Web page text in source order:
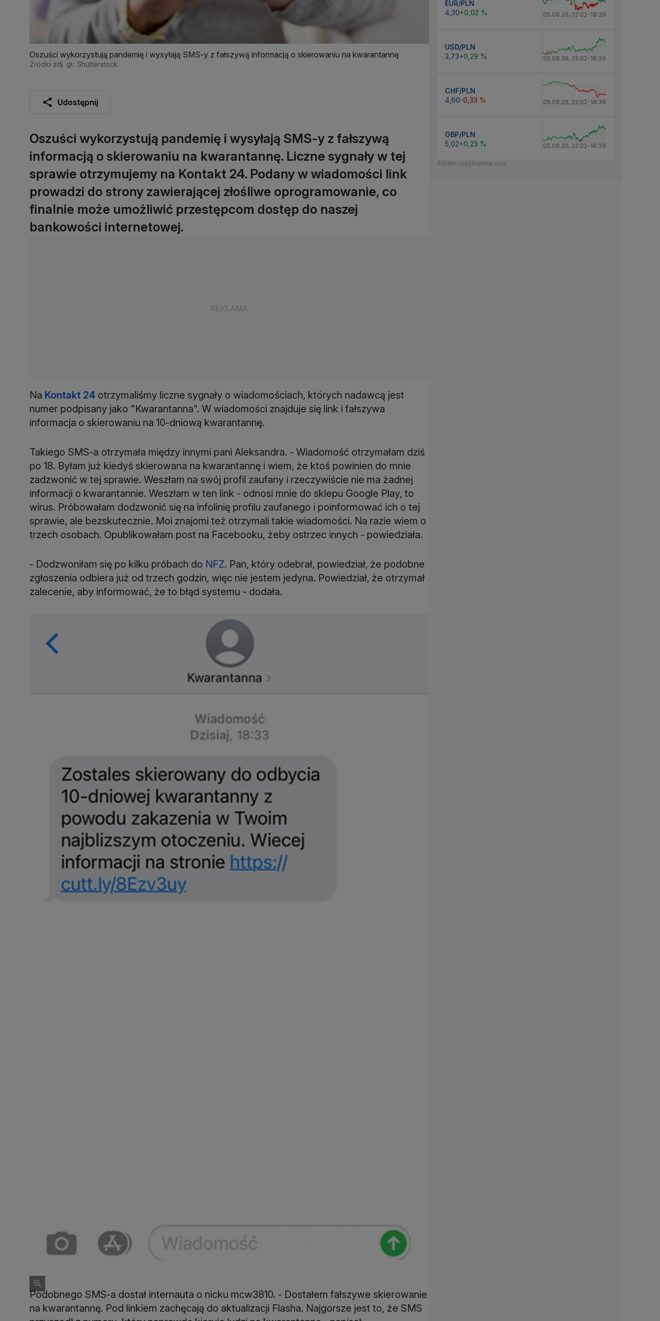
Oszuści wykorzystują pandemię i wysyłają SMS-y z fałszywą informacją o skierowaniu na kwarantannę
Źródło zdj. gł.: Shutterstock
Udostępnij
Oszuści wykorzystują pandemię i wysyłają SMS-y z fałszywą
informacją o skierowaniu na kwarantannę. Liczne sygnały w tej
sprawie otrzymujemy na Kontakt 24. Podany w wiadomości link
prowadzi do strony zawierającej złośliwe oprogramowanie, co
finalnie może umożliwić przestępcom dostęp do naszej
bankowości internetowej.
Na Kontakt 24 otrzymaliśmy liczne sygnały o wiadomościach, których nadawcą jest
numer podpisany jako "Kwarantanna". W wiadomości znajduje się link i fałszywa
informacja o skierowaniu na 10-dniową kwarantannę.
Takiego SMS-a otrzymała między innymi pani Aleksandra. - Wiadomość otrzymałam dziś
po 18. Byłam już kiedyś skierowana na kwarantannę i wiem, że ktoś powinien do mnie
zadzwonić w tej sprawie. Weszłam na swój profil zaufany i rzeczywiście nie ma żadnej
informacji o kwarantannie. Weszłam w ten link - odnosi mnie do sklepu Google Play, to
wirus. Próbowałam dodzwonić się na infolinię profilu zaufanego i poinformować ich o tej
sprawie, ale bezskutecznie. Moi znajomi też otrzymali takie wiadomości. Na razie wiem o
trzech osobach. Opublikowałam post na Facebooku, żeby ostrzec innych - powiedziała.
- Dodzwoniłam się po kilku próbach do NFZ. Pan, który odebrał, powiedział, że podobne
zgłoszenia odbiera już od trzech godzin, więc nie jestem jedyna. Powiedział, że otrzymał
zalecenie, aby informować, że to błąd systemu - dodała.
Podobnego SMS-a dostał internauta o nicku mcw3810. - Dostałem fałszywe skierowanie
na kwarantannę. Pod linkiem zachęcają do aktualizacji Flasha. Najgorsze jest to, że SMS
EUR/PLN
4,30+0,02 % 05.08.26, 22:02-18:39
USD/PLN
3,73+0,29 % 05.08.26, 22:02-18:39
CHF/PLN
4,60-0,33 % 05.08.26, 22:02-18:38
GBP/PLN
5,02+0,23 % 05.08.26, 22:02-18:39
Źródło: via24online.com